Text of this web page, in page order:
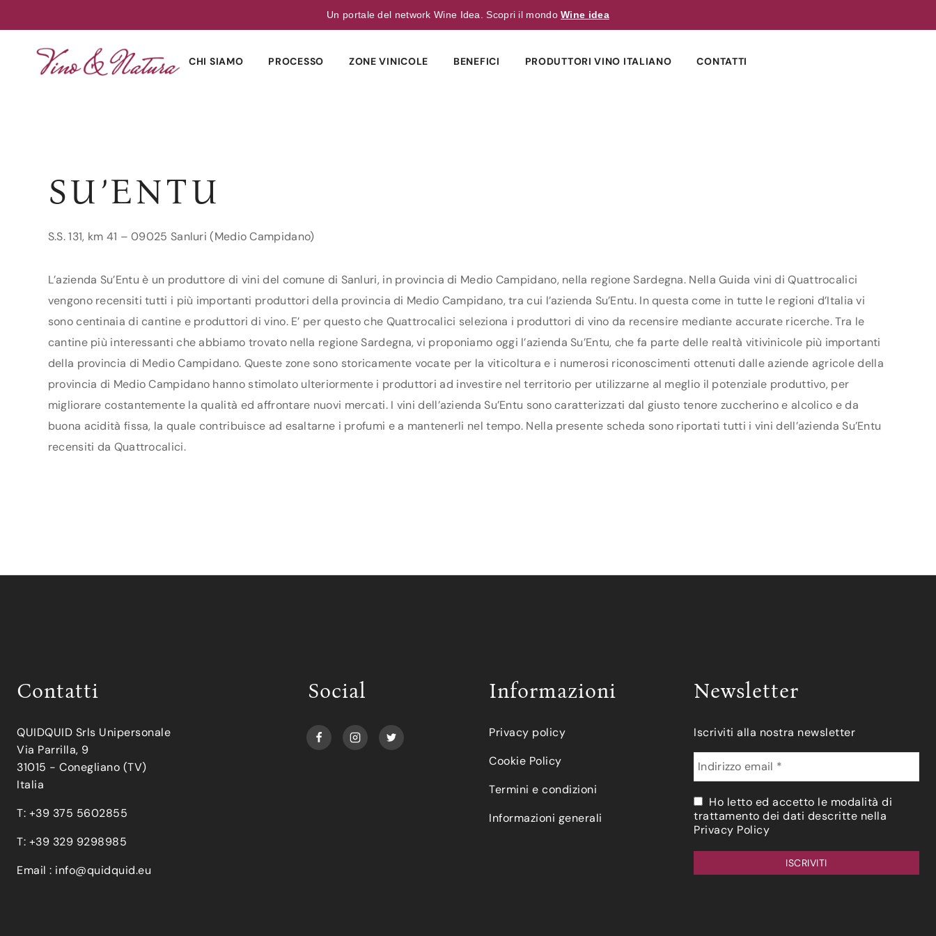
Un portale del network Wine Idea. Scopri il mondoWine idea
CHI SIAMO PROCESSO ZONE VINICOLE BENEFICI PRODUTTORI VINO ITALIANO CONTATTI
SU’ENTU
S.S. 131, km 41 – 09025 Sanluri (Medio Campidano)
L’azienda Su’Entu è un produttore di vini del comune di Sanluri, in provincia di Medio Campidano, nella regione Sardegna. Nella Guida vini di Quattrocalici
vengono recensiti tutti i più importanti produttori della provincia di Medio Campidano, tra cui l’azienda Su’Entu. In questa come in tutte le regioni d’Italia vi
sono centinaia di cantine e produttori di vino. E’ per questo che Quattrocalici seleziona i produttori di vino da recensire mediante accurate ricerche. Tra le
cantine più interessanti che abbiamo trovato nella regione Sardegna, vi proponiamo oggi l’azienda Su’Entu, che fa parte delle realtà vitivinicole più importanti
della provincia di Medio Campidano. Queste zone sono storicamente vocate per la viticoltura e i numerosi riconoscimenti ottenuti dalle aziende agricole della
provincia di Medio Campidano hanno stimolato ulteriormente i produttori ad investire nel territorio per utilizzarne al meglio il potenziale produttivo, per
migliorare costantemente la qualità ed affrontare nuovi mercati. I vini dell’azienda Su’Entu sono caratterizzati dal giusto tenore zuccherino e alcolico e da
buona acidità fissa, la quale contribuisce ad esaltarne i profumi e a mantenerli nel tempo. Nella presente scheda sono riportati tutti i vini dell’azienda Su’Entu
recensiti da Quattrocalici.
Contatti
QUIDQUID Srls Unipersonale
Via Parrilla, 9
31015 - Conegliano (TV)
Italia
T: +39 375 5602855
T: +39 329 9298985
Email : info@quidquid.eu
Social Informazioni
Privacy policy
Cookie Policy
Termini e condizioni
Informazioni generali
Newsletter
Iscriviti alla nostra newsletter
Ho letto ed accetto le modalità di
trattamento dei dati descritte nella
Privacy Policy